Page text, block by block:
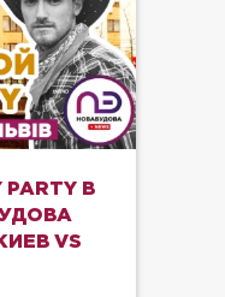
PARTY В
VS